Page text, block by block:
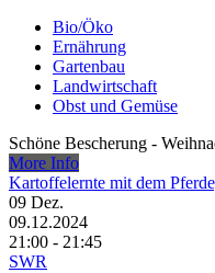
Bio/Öko
Ernährung
Gartenbau
Landwirtschaft
Obst und Gemüse
Schöne Bescherung -
More Info
Kartoffelernte mit dem
09 Dez.
09.12.2024
21:00 - 21:45
SWR